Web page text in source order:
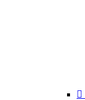
